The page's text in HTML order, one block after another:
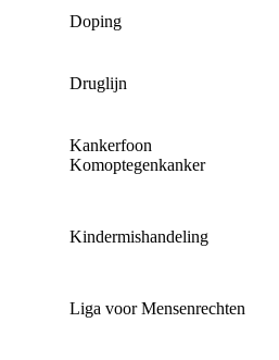
Doping
Druglijn
Kankerfoon
Komoptegenkanker
Kindermishandeling
Liga voor Mensenrechten